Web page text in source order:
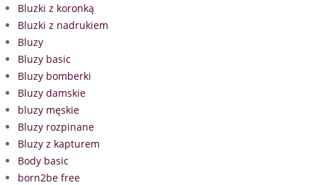
Bluzki z koronką
Bluzki z nadrukiem
Bluzy
Bluzy basic
Bluzy bomberki
Bluzy damskie
bluzy męskie
Bluzy rozpinane
Bluzy z kapturem
Body basic
born2be free